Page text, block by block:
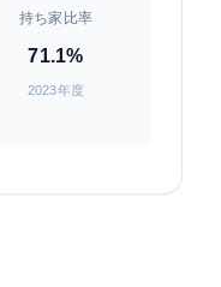
持ち家比率
71.1%
2023年度